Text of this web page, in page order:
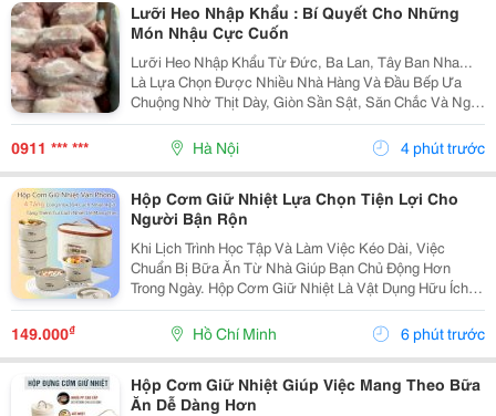
Lưỡi Heo Nhập Khẩu : Bí Quyết Cho Những
Món Nhậu Cực Cuốn
Lưỡi Heo Nhập Khẩu Từ Đức, Ba Lan, Tây Ban Nha...
Là Lựa Chọn Được Nhiều Nhà Hàng Và Đầu Bếp Ưa
Chuộng Nhờ Thịt Dày, Giòn Sần Sật, Săn Chắc Và Ngọt
Tự Nhiên . Sau Chế Biến, Lưỡi Vẫn Giữ Được Độ Giòn
Dai Đặc Trưng, Tạo Cảm Giác Hấp Dẫn Ngay Từ
Miếng...
0911 *** *** Hà Nội 4 phút trước
Hộp Cơm Giữ Nhiệt Lựa Chọn Tiện Lợi Cho
Người Bận Rộn
Khi Lịch Trình Học Tập Và Làm Việc Kéo Dài, Việc
Chuẩn Bị Bữa Ăn Từ Nhà Giúp Bạn Chủ Động Hơn
Trong Ngày. Hộp Cơm Giữ Nhiệt Là Vật Dụng Hữu Ích,
Hỗ Trợ Mang Theo Cơm Và Các Món Ăn Một Cách Gọn
Gàng, Phù Hợp Với Nhiều Nhu Cầu Sử Dụng. Chọn Hộp
149.000₫ Hồ Chí Minh 6 phút trước
Hộp Cơm Giữ Nhiệt Giúp Việc Mang Theo Bữa
Ăn Dễ Dàng Hơn